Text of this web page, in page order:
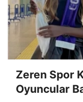
Zeren Spor
Oyuncular